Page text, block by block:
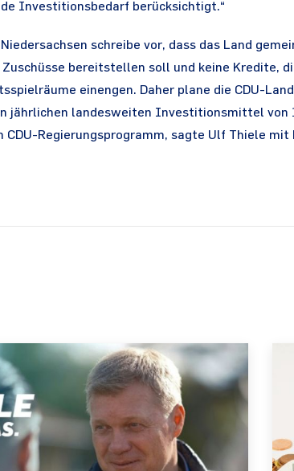
Investitionsbedarf berücksichtigt.“
schreibe vor, dass das Land
Zuschüsse bereitstellen soll und keine Kredite,
einengen. Daher plane die CDU-
jährlichen landesweiten Investitionsmittel von
CDU-Regierungsprogramm, sagte Ulf Thiele mit